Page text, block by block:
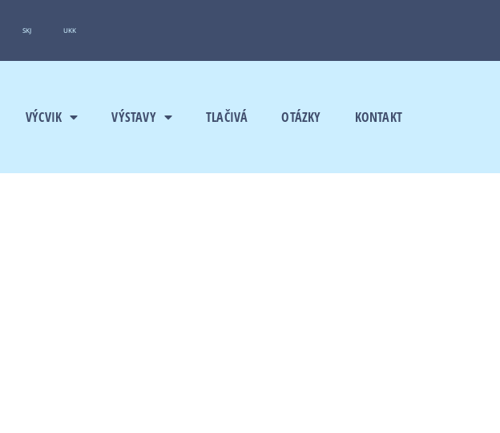
SKJ UKK
VÝCVIK VÝSTAVY TLAČIVÁ OTÁZKY KONTAKT